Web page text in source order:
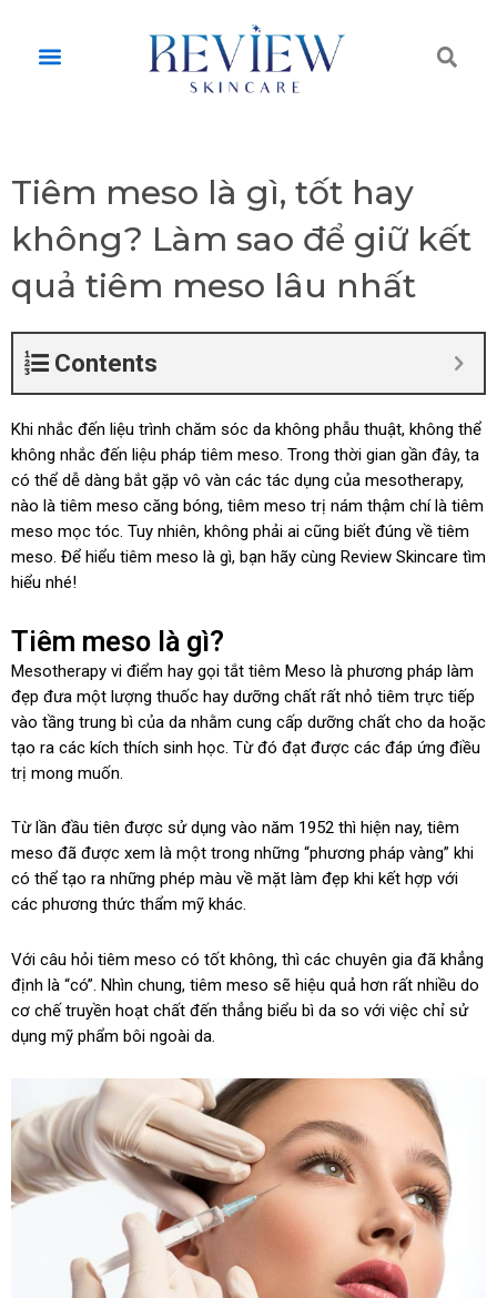
contentMenu
Tiêm meso là gì, tốt hay
không? Làm sao để giữ kết
quả tiêm meso lâu nhất
Contents
Khi nhắc đến liệu trình chăm sóc da không phẫu thuật, không thể
không nhắc đến liệu pháp tiêm meso. Trong thời gian gần đây, ta
có thể dễ dàng bắt gặp vô vàn các tác dụng của mesotherapy,
nào là tiêm meso căng bóng, tiêm meso trị nám thậm chí là tiêm
meso mọc tóc. Tuy nhiên, không phải ai cũng biết đúng về tiêm
meso. Để hiểu tiêm meso là gì, bạn hãy cùng Review Skincare tìm
hiểu nhé!
Tiêm meso là gì?
Mesotherapy vi điểm hay gọi tắt tiêm Meso là phương pháp làm
đẹp đưa một lượng thuốc hay dưỡng chất rất nhỏ tiêm trực tiếp
vào tầng trung bì của da nhằm cung cấp dưỡng chất cho da hoặc
tạo ra các kích thích sinh học. Từ đó đạt được các đáp ứng điều
trị mong muốn.
Từ lần đầu tiên được sử dụng vào năm 1952 thì hiện nay, tiêm
meso đã được xem là một trong những “phương pháp vàng” khi
có thể tạo ra những phép màu về mặt làm đẹp khi kết hợp với
các phương thức thẩm mỹ khác.
Với câu hỏi tiêm meso có tốt không, thì các chuyên gia đã khẳng
định là “có”. Nhìn chung, tiêm meso sẽ hiệu quả hơn rất nhiều do
cơ chế truyền hoạt chất đến thẳng biểu bì da so với việc chỉ sử
dụng mỹ phẩm bôi ngoài da.